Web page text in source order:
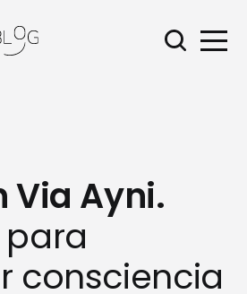
Via Ayni.
para
consciencia